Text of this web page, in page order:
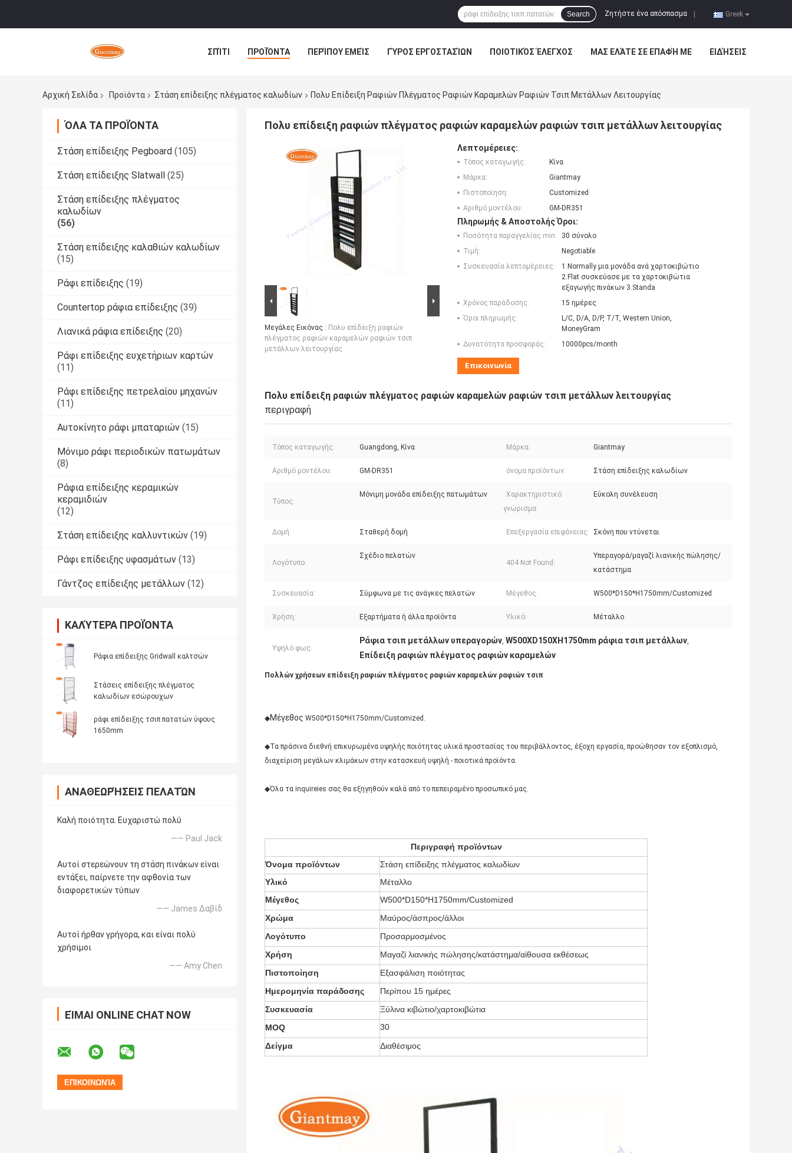
Greek
Ζητήστε ένα απόσπασμα
Search
ΣΠΊΤΙ ΠΡΟΪΌΝΤΑ ΠΕΡΊΠΟΥ ΕΜΕΊΣ ΓΎΡΟΣ ΕΡΓΟΣΤΑΣΊΩΝ ΠΟΙΟΤΙΚΌΣ ΈΛΕΓΧΟΣ ΜΑΣ ΕΛΆΤΕ ΣΕ ΕΠΑΦΉ ΜΕ ΕΙΔΉΣΕΙΣ
Αρχική Σελίδα
Προϊόντα Στάση επίδειξης πλέγματος καλωδίων Πολυ Επίδειξη Ραφιών Πλέγματος Ραφιών Καραμελών Ραφιών Τσιπ Μετάλλων Λειτουργίας
ΌΛΑ ΤΑ ΠΡΟΪΌΝΤΑ
Στάση επίδειξης Pegboard (105)
Στάση επίδειξης Slatwall (25)
Στάση επίδειξης πλέγματος
καλωδίων
(56)
Στάση επίδειξης καλαθιών καλωδίων
(15)
Ράφι επίδειξης (19)
Countertop ράφια επίδειξης (39)
Λιανικά ράφια επίδειξης (20)
Ράφι επίδειξης ευχετήριων καρτών
(11)
Ράφι επίδειξης πετρελαίου μηχανών
(11)
Αυτοκίνητο ράφι μπαταριών (15)
Μόνιμο ράφι περιοδικών πατωμάτων
(8)
Ράφια επίδειξης κεραμικών
κεραμιδιών
(12)
Στάση επίδειξης καλλυντικών (19)
Ράφι επίδειξης υφασμάτων (13)
Γάντζος επίδειξης μετάλλων (12)
ΚΑΛΎΤΕΡΑ ΠΡΟΪΌΝΤΑ
Ράφια επίδειξης Gridwall καλτσών
Στάσεις επίδειξης πλέγματος
καλωδίων εσώρουχων
ράφι επίδειξης τσιπ πατατών ύψους
1650mm
ΑΝΑΘΕΩΡΉΣΕΙΣ ΠΕΛΑΤΏΝ
Καλή ποιότητα. Ευχαριστώ πολύ
—— Paul Jack
Αυτοί στερεώνουν τη στάση πινάκων είναι
εντάξει, παίρνετε την αφθονία των
διαφορετικών τύπων
—— James Δαβίδ
Αυτοί ήρθαν γρήγορα, και είναι πολύ
χρήσιμοι
—— Amy Chen
ΕΊΜΑΙ ONLINE CHAT NOW
Πολυ επίδειξη ραφιών πλέγματος ραφιών καραμελών ραφιών τσιπ μετάλλων λειτουργίας
Μεγάλες Εικόνας : Πολυ επίδειξη ραφιών
πλέγματος ραφιών καραμελών ραφιών τσιπ
μετάλλων λειτουργίας
Λεπτομέρειες:
Τόπος καταγωγής:
Κίνα
Μάρκα:
Giantmay
Πιστοποίηση:
Customized
Αριθμό μοντέλου:
GM-DR351
Πληρωμής & Αποστολής Όροι:
Ποσότητα παραγγελίας min:
30 σύνολο
Τιμή:
Negotiable
Συσκευασία λεπτομέρειες:
1.Normally μια μονάδα ανά χαρτοκιβώτιο
2.Flat συσκεύασε με τα χαρτοκιβώτια
εξαγωγής πινάκων 3.Standa
Χρόνος παράδοσης:
15 ημέρες
Όροι πληρωμής:
L/C, D/A, D/P, T/T, Western Union,
MoneyGram
Δυνατότητα προσφοράς:
10000pcs/month
Επικοινωνία
Πολυ επίδειξη ραφιών πλέγματος ραφιών καραμελών ραφιών τσιπ μετάλλων λειτουργίας
περιγραφή
Τόπος καταγωγής: Guangdong, Κίνα Μάρκα: Giantmay
Αριθμό μοντέλου: GM-DR351 όνομα προϊόντων: Στάση επίδειξης καλωδίων
Τύπος:
Μόνιμη μονάδα επίδειξης πατωμάτων
Χαρακτηριστικό
γνώρισμα:
Εύκολη συνέλευση
Δομή: Σταθερή δομή Επεξεργασία επιφάνειας: Σκόνη που ντύνεται
Λογότυπο:
Σχέδιο πελατών
404 Not Found:
Υπεραγορά/μαγαζί λιανικής πώλησης/
κατάστημα
Συσκευασία: Σύμφωνα με τις ανάγκες πελατών Μέγεθος: W500*D150*H1750mm/Customized
Χρήση: Εξαρτήματα ή άλλα προϊόντα Υλικό: Μέταλλο
Υψηλό φως:
Ράφια τσιπ μετάλλων υπεραγορών, W500XD150XH1750mm ράφια τσιπ μετάλλων,
Επίδειξη ραφιών πλέγματος ραφιών καραμελών
Πολλών χρήσεων επίδειξη ραφιών πλέγματος ραφιών καραμελών ραφιών τσιπ
◆Μέγεθος W500*D150*H1750mm/Customized.
◆Τα πράσινα διεθνή επικυρωμένα υψηλής ποιότητας υλικά προστασίας του περιβάλλοντος, έξοχη εργασία, προώθησαν τον εξοπλισμό,
διαχείριση μεγάλων κλιμάκων στην κατασκευή υψηλή - ποιοτικά προϊόντα.
◆Όλα τα inquireies σας θα εξηγηθούν καλά από το πεπειραμένο προσωπικό μας.
Περιγραφή προϊόντων
Όνομα προϊόντων
Στάση επίδειξης πλέγματος καλωδίων
Υλικό
Μέταλλο
Μέγεθος
W500*D150*H1750mm/Customized
Χρώμα
Μαύρος/άσπρος/άλλοι
Λογότυπο
Προσαρμοσμένος
Χρήση
Μαγαζί λιανικής πώλησης/κατάστημα/αίθουσα εκθέσεως
Πιστοποίηση
Εξασφάλιση ποιότητας
Ημερομηνία παράδοσης
Περίπου 15 ημέρες
Συσκευασία
Ξύλινα κιβώτιο/χαρτοκιβώτια
MOQ
30
Δείγμα
Διαθέσιμος